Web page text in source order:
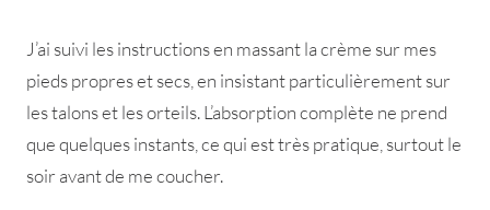
J’ai suivi les instructions en massant la crème sur mes
pieds propres et secs, en insistant particulièrement sur
les talons et les orteils. L’absorption complète ne prend
que quelques instants, ce qui est très pratique, surtout le
soir avant de me coucher.